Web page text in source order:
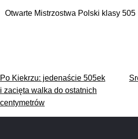
Otwarte Mistrzostwa Polski klasy 505
Nawigacja
wpisu
Po Kiekrzu: jedenaście 505ek
i zacięta walka do ostatnich
centymetrów